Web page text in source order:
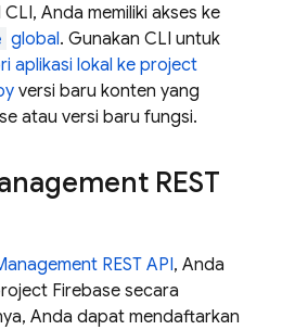
Anda memiliki akses ke
global. Gunakan CLI untuk
aplikasi lokal ke project
versi baru konten yang
atau versi baru fungsi.
REST
REST API, Anda
Firebase secara
Anda dapat mendaftarkan